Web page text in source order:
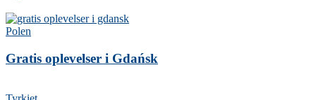
Polen
Gratis oplevelser i Gdańsk